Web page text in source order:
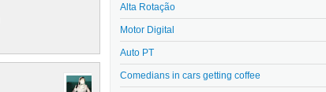
Alta Rotação
Motor Digital
Auto PT
Comedians in cars getting coffee